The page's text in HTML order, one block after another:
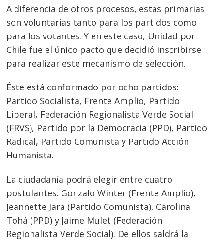
A diferencia de otros procesos, estas primarias
son voluntarias tanto para los partidos como
para los votantes. Y en este caso, Unidad por
Chile fue el único pacto que decidió inscribirse
para realizar este mecanismo de selección.
Éste está conformado por ocho partidos:
Partido Socialista, Frente Amplio, Partido
Liberal, Federación Regionalista Verde Social
(FRVS), Partido por la Democracia (PPD), Partido
Radical, Partido Comunista y Partido Acción
Humanista.
La ciudadanía podrá elegir entre cuatro
postulantes: Gonzalo Winter (Frente Amplio),
Jeannette Jara (Partido Comunista), Carolina
Tohá (PPD) y Jaime Mulet (Federación
Regionalista Verde Social). De ellos saldrá la